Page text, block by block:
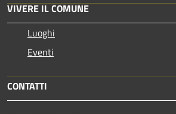
VIVERE IL COMUNE
Luoghi
Eventi
CONTATTI